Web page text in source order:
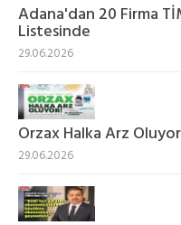
Adana'dan 20 Firma
Listesinde
29.06.2026
Orzax Halka Arz Oluyor
29.06.2026